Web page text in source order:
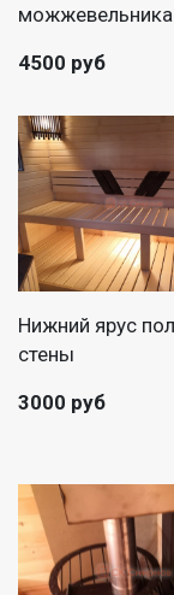
можжевельника
4500 руб
Нижний ярус
стены
3000 руб